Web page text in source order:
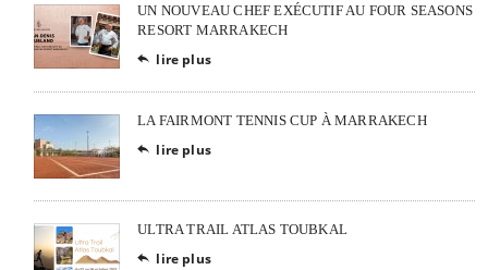
UN NOUVEAU CHEF EXÉCUTIF AU FOUR SEASONS
RESORT MARRAKECH
 lire plus
LA FAIRMONT TENNIS CUP À MARRAKECH
 lire plus
ULTRA TRAIL ATLAS TOUBKAL
 lire plus